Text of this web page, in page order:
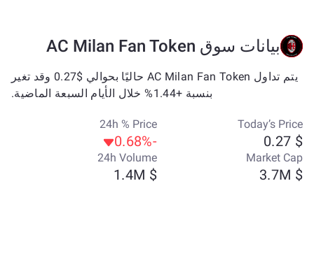
بيانات سوق AC Milan Fan Token
يتم تداول AC Milan Fan Token حاليًا بحوالي $0.27 وقد تغير
بنسبة +1.44% خلال الأيام السبعة الماضية.
Today’s Price
$ 0.27
24h % Price
-0.68%
Market Cap
$ 3.7M
24h Volume
$ 1.4M